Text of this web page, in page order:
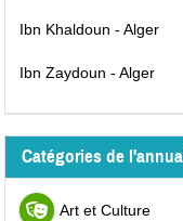
Ibn Khaldoun - Alger
Ibn Zaydoun - Alger
Catégories de
Art et Culture